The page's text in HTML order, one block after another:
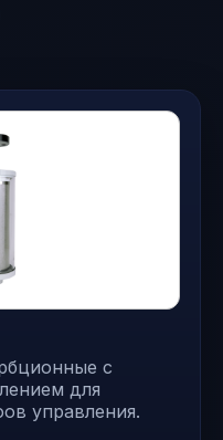
с
для
управления.